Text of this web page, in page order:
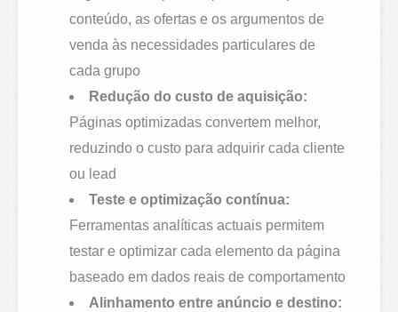
conteúdo, as ofertas e os argumentos de
venda às necessidades particulares de
cada grupo
Redução do custo de aquisição:
Páginas optimizadas convertem melhor,
reduzindo o custo para adquirir cada cliente
ou lead
Teste e optimização contínua:
Ferramentas analíticas actuais permitem
testar e optimizar cada elemento da página
baseado em dados reais de comportamento
Alinhamento entre anúncio e destino: